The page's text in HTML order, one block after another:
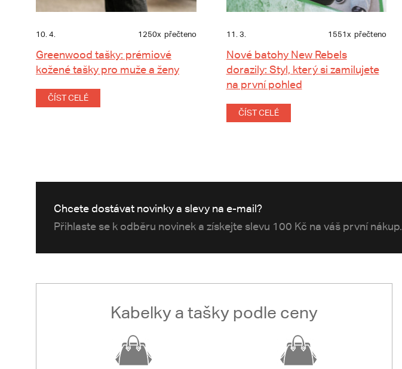
10. 4. 1250x přečteno
Greenwood tašky: prémiové
kožené tašky pro muže a ženy
ČÍST CELÉ
11. 3. 1551x přečteno
Nové batohy New Rebels
dorazily: Styl, který si zamilujete
na první pohled
ČÍST CELÉ
Chcete dostávat novinky a slevy na e-mail?
Přihlaste se k odběru novinek a získejte slevu 100 Kč na váš první nákup.
Kabelky a tašky podle ceny